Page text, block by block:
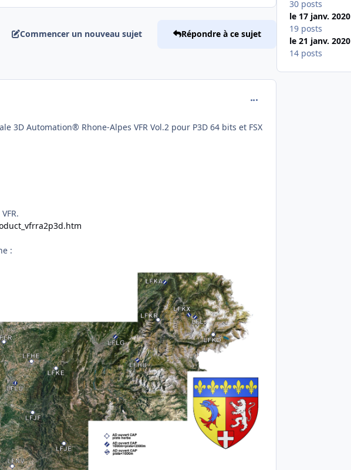
Commencer un nouveau sujet Répondre à ce sujet
comment_210718
3D Automation® Rhone-Alpes VFR Vol.2 pour P3D 64 bits et FSX
:
30 posts
le 17 janv. 2020
19 posts
le 21 janv. 2020
14 posts